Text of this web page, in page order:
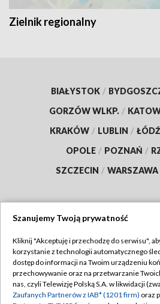
Zielnik regionalny
BIAŁYSTOK /
GORZÓW WLKP. /
KRAKÓW / LUBLIN / ŁÓDŹ
OPOLE / POZNAŃ /
SZCZECIN / WARSZAWA
TVP
Abonament TVP
Emisja w TVP
Regulamin
Polityka
Szanujemy Twoją prywatność
Kliknij "Akceptuję i przechodzę do serwisu",
korzystanie z technologii automatycznego
dostęp do informacji na Twoim urządzeniu
przechowywanie oraz na przetwarzanie
nas, czyli Telewizję Polską S.A. w likwidacji
Zaufanych Partnerów z IAB* (1201 firm) oraz